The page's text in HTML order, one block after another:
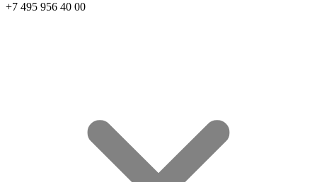
+7 495 956 40 00